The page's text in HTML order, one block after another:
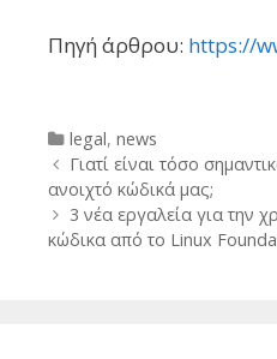
Πηγή άρθρου: https://
Categories
legal, news
Post
navigation
Γιατί είναι τόσο
ανοιχτό κώδικά μας;
3 νέα εργαλεία για την
κώδικα από το Linux